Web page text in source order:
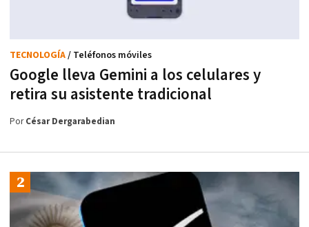
Google lleva Gemini a los celulares y
retira su asistente tradicional
TECNOLOGÍA/ Teléfonos móviles
PorCésar Dergarabedian